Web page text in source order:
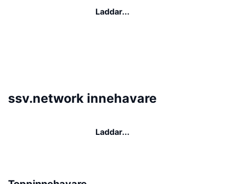
Laddar...
ssv.network innehavare
Laddar...